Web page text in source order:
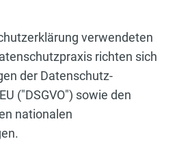
verwendeten
richten sich
der Datenschutz-
("DSGVO") sowie den
nationalen